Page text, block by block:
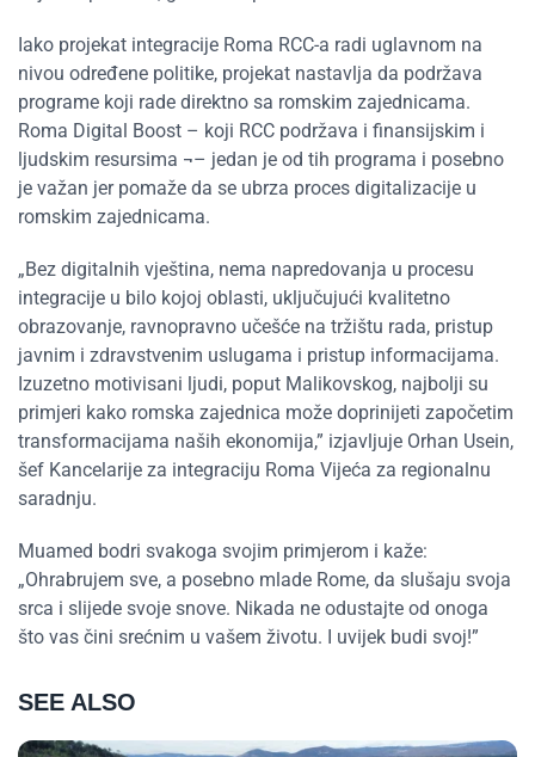
Iako projekat integracije Roma RCC-a radi uglavnom na
nivou određene politike, projekat nastavlja da podržava
programe koji rade direktno sa romskim zajednicama.
Roma Digital Boost – koji RCC podržava i finansijskim i
ljudskim resursima ¬– jedan je od tih programa i posebno
je važan jer pomaže da se ubrza proces digitalizacije u
romskim zajednicama.
„Bez digitalnih vještina, nema napredovanja u procesu
integracije u bilo kojoj oblasti, uključujući kvalitetno
obrazovanje, ravnopravno učešće na tržištu rada, pristup
javnim i zdravstvenim uslugama i pristup informacijama.
Izuzetno motivisani ljudi, poput Malikovskog, najbolji su
primjeri kako romska zajednica može doprinijeti započetim
transformacijama naših ekonomija,” izjavljuje Orhan Usein,
šef Kancelarije za integraciju Roma Vijeća za regionalnu
saradnju.
Muamed bodri svakoga svojim primjerom i kaže:
„Ohrabrujem sve, a posebno mlade Rome, da slušaju svoja
srca i slijede svoje snove. Nikada ne odustajte od onoga
što vas čini srećnim u vašem životu. I uvijek budi svoj!”
SEE ALSO